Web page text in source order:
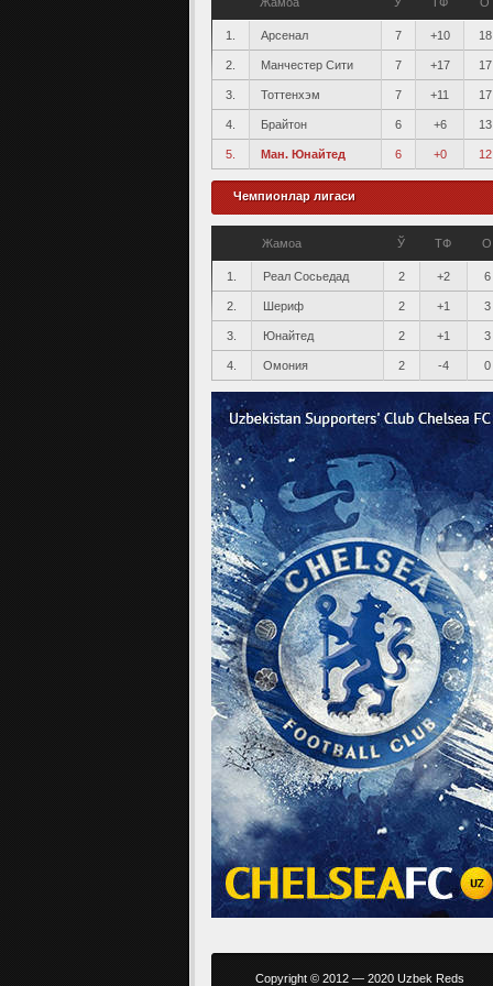
1. Арсенал 7 +10 18
2. Манчестер Сити 7 +17 17
3. Тоттенхэм 7 +11 17
4. Брайтон 6 +6 13
5. Ман. Юнайтед 6 +0 12
Чемпионлар лигаси
Жамоа Ў ТФ О
1. Реал Сосьедад 2 +2 6
2. Шериф 2 +1 3
3. Юнайтед 2 +1 3
4. Омония 2 -4 0
Copyright © 2012 — 2020 Uzbek Reds